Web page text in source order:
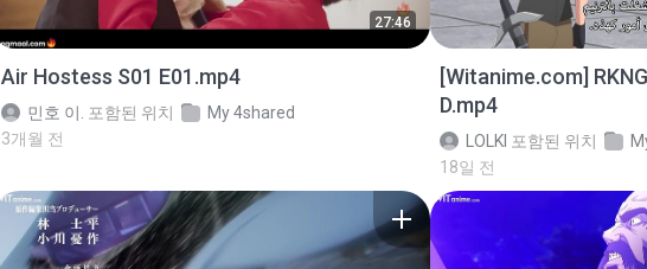
27:46
Air Hostess S01 E01.mp4
민호 이. 포함된 위치
My 4shared
3개월 전
[Witanime.com]
D.mp4
LOLKI 포함된 위치
18일 전